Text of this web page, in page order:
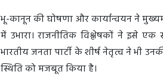
भू-कानून की घोषणा और कार्यान्वयन ने
में उभारा। राजनीतिक विश्लेषकों ने इसे
भारतीय जनता पार्टी के शीर्ष नेतृत्व ने भी
स्थिति को मजबूत किया है।